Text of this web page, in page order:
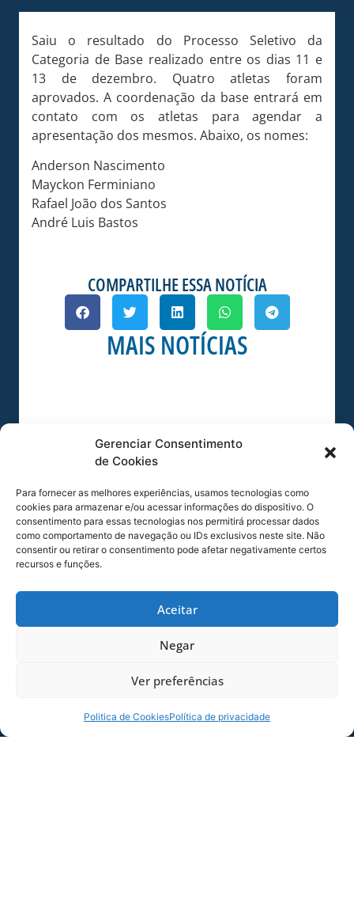
Gerenciar Consentimento
de Cookies
Para fornecer as melhores experiências, usamos tecnologias como
cookies para armazenar e/ou acessar informações do dispositivo. O
consentimento para essas tecnologias nos permitirá processar dados
como comportamento de navegação ou IDs exclusivos neste site. Não
consentir ou retirar o consentimento pode afetar negativamente certos
recursos e funções.
Aceitar
Negar
Ver preferências
Politica de CookiesPolítica de privacidade
Saiu o resultado do Processo Seletivo da
Categoria de Base realizado entre os dias 11 e
13 de dezembro. Quatro atletas foram
aprovados. A coordenação da base entrará em
contato com os atletas para agendar a
apresentação dos mesmos. Abaixo, os nomes:
Anderson Nascimento
Mayckon Ferminiano
Rafael João dos Santos
André Luis Bastos
COMPARTILHE ESSA NOTÍCIA
MAIS NOTÍCIAS
SERVIÇO DE JOGO: AVAÍ X CRB-AL, PELA
21ª RODADA DA SÉRIE B
Dias dos Pais vem aí, e na terça-feira (11/08)
é dia de Avaí na Ressacada pela Série B!
Precisamos do
06/08/2026